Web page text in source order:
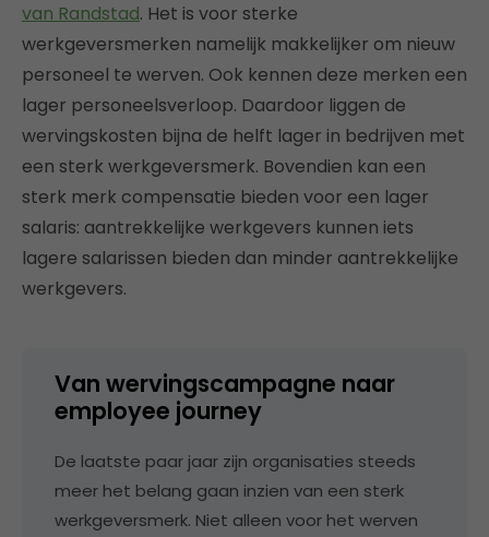
van Randstad. Het is voor sterke
werkgeversmerken namelijk makkelijker om nieuw
personeel te werven. Ook kennen deze merken een
lager personeelsverloop. Daardoor liggen de
wervingskosten bijna de helft lager in bedrijven met
een sterk werkgeversmerk. Bovendien kan een
sterk merk compensatie bieden voor een lager
salaris: aantrekkelijke werkgevers kunnen iets
lagere salarissen bieden dan minder aantrekkelijke
werkgevers.
Van wervingscampagne naar
employee journey
De laatste paar jaar zijn organisaties steeds
meer het belang gaan inzien van een sterk
werkgeversmerk. Niet alleen voor het werven